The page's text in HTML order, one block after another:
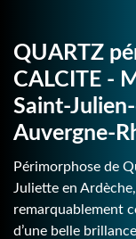
QUARTZ
CALCITE -
Saint-
Auvergne-
Périmorphose de
Juliette en
remarquablement
d’une belle